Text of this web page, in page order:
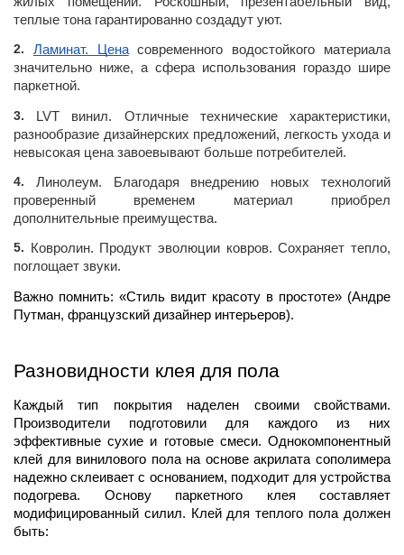
теплые тона гарантированно создадут уют.
Ламинат. Ценасовременного водостойкого материала
значительно ниже, а сфера использования гораздо шире
паркетной.
LVT винил. Отличные технические характеристики,
разнообразие дизайнерских предложений, легкость ухода и
невысокая цена завоевывают больше потребителей.
Линолеум. Благодаря внедрению новых технологий
проверенный временем материал приобрел
дополнительные преимущества.
Ковролин. Продукт эволюции ковров. Сохраняет тепло,
поглощает звуки.
Важно помнить: «Стиль видит красоту в простоте» (Андре
Путман, французский дизайнер интерьеров).
Разновидности клея для пола
Каждый тип покрытия наделен своими свойствами.
Производители подготовили для каждого из них
эффективные сухие и готовые смеси. Однокомпонентный
клей для винилового пола на основе акрилата сополимера
надежно склеивает с основанием, подходит для устройства
подогрева. Основу паркетного клея составляет
модифицированный силил. Клей для теплого пола должен
быть: